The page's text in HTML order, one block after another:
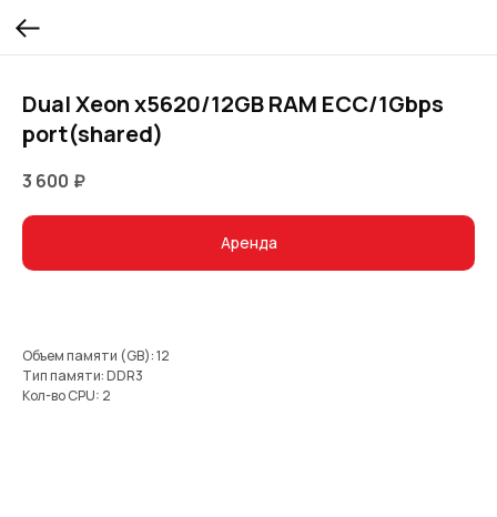
Dual Xeon x5620/12GB RAM ECC/1Gbps
port(shared)
3 600 ₽
Аренда
Объем памяти (GB): 12
Тип памяти: DDR3
Кол-во CPU: 2